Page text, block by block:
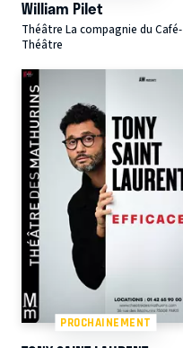
William Pilet
Théâtre La compagnie du Café-
Théâtre
PROCHAINEMENT